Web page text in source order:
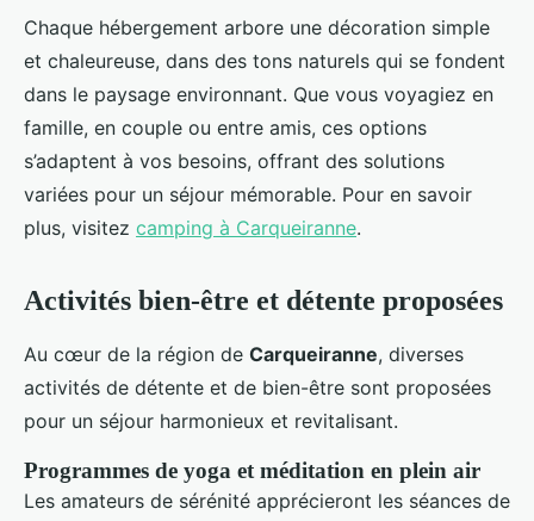
Chaque hébergement arbore une décoration simple
et chaleureuse, dans des tons naturels qui se fondent
dans le paysage environnant. Que vous voyagiez en
famille, en couple ou entre amis, ces options
s’adaptent à vos besoins, offrant des solutions
variées pour un séjour mémorable. Pour en savoir
plus, visitez camping à Carqueiranne.
Activités bien-être et détente proposées
Au cœur de la région de Carqueiranne, diverses
activités de détente et de bien-être sont proposées
pour un séjour harmonieux et revitalisant.
Programmes de yoga et méditation en plein air
Les amateurs de sérénité apprécieront les séances de